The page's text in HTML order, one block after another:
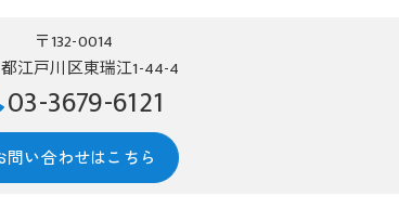
〒132-0014
江戸川区東瑞江1-44-4
03-3679-6121
問い合わせはこちら